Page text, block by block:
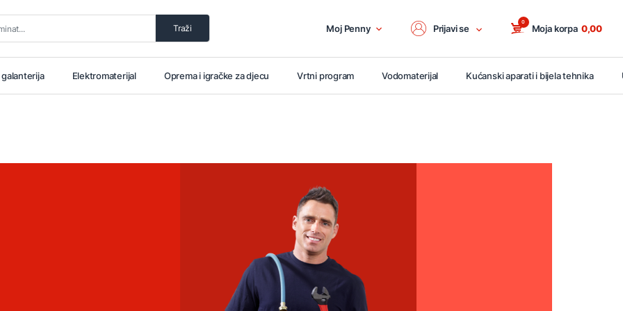
Traži Moj Penny Prijavi se Moja korpa
0
0,00
Elektromaterijal Oprema i igračke za djecu Vrtni program Vodomaterijal Kućanski aparati i bijela tehnika